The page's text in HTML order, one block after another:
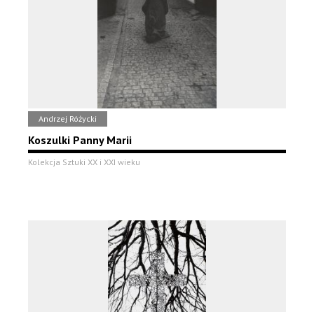
Andrzej Różycki
Koszulki Panny Marii
Kolekcja Sztuki XX i XXI wieku